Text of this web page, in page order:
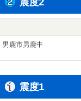
男鹿市男鹿中
震度1